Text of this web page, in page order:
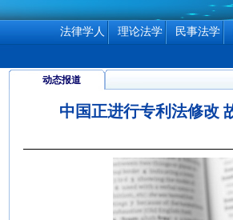
法律学人 理论法学 民事法学
动态报道
中国正进行专利法修改